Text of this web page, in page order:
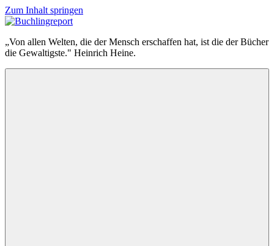
Zum Inhalt springen
Buchlingreport
„Von allen Welten, die der Mensch erschaffen hat, ist die der Bücher
die Gewaltigste." Heinrich Heine.